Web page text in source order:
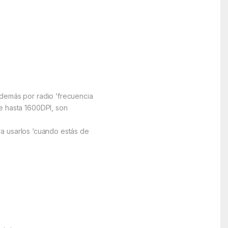
por radio ‘frecuencia
hasta 1600DPI, son
usarlos ‘cuando estás de